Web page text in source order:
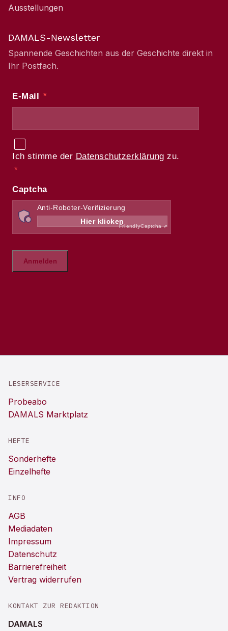
Ausstellungen
DAMALS-Newsletter
Spannende Geschichten aus der Geschichte direkt in
Ihr Postfach.
LESERSERVICE
Probeabo
DAMALS Marktplatz
HEFTE
Sonderhefte
Einzelhefte
INFO
AGB
Mediadaten
Impressum
Datenschutz
Barrierefreiheit
Vertrag widerrufen
KONTAKT ZUR REDAKTION
DAMALS